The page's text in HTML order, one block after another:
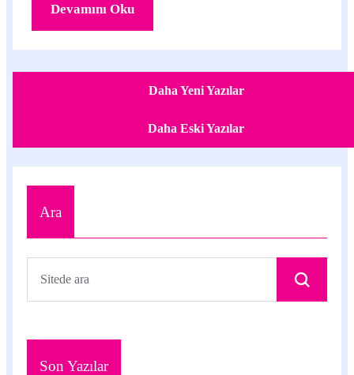
Devamını Oku
Daha Yeni Yazılar
Daha Eski Yazılar
Ara
Son Yazılar